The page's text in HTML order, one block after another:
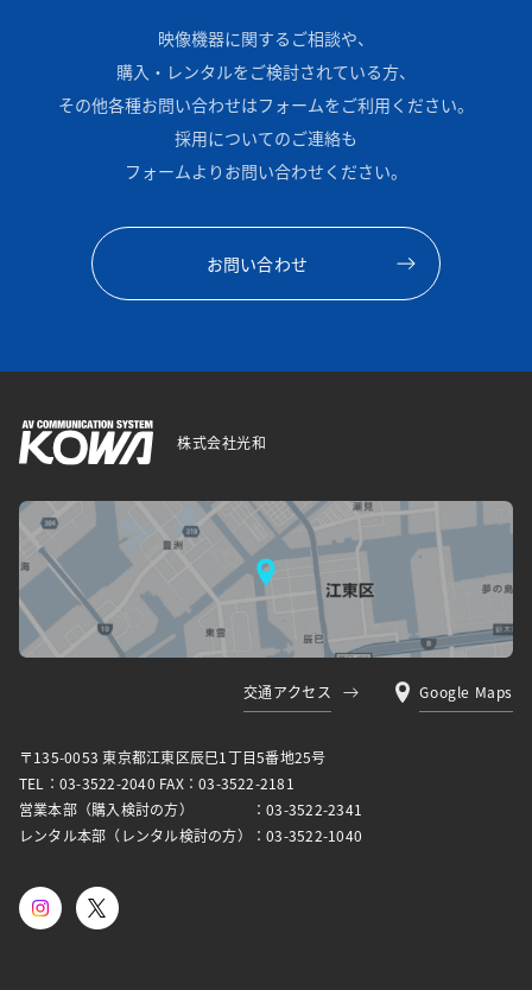
映像機器に関するご相談や、
購入・レンタルをご検討されている方、
その他各種お問い合わせはフォームをご利用ください。
採用についてのご連絡も
フォームよりお問い合わせください。
お問い合わせ
株式会社光和
交通アクセス Google Maps
〒135-0053 東京都江東区⾠⺒1丁⽬5番地25号
TEL：03-3522-2040 FAX：03-3522-2181
営業本部（購入検討の方）
：03-3522-2341
レンタル本部（レンタル検討の方）
：03-3522-1040